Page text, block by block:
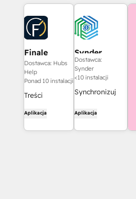
Finale
Composer
Dostawca: Hubs
Help
Ponad 10 instalacji
Treści
wygenerowane
przez sztuczną
Aplikacja
Synder
Dostawca:
Synder
<10 instalacji
Synchronizuj
HubSpot z
QuickBooks,
Aplikacja